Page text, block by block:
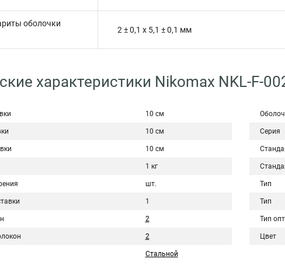
оболочки
2 ± 0,1 х 5,1 ± 0,1 мм
характеристики Nikomax NKL-F-
10 см
10 см
10 см
1 кг
шт.
1
2
2
Стальной
Серия
Тип
Тип
Тип
Цвет